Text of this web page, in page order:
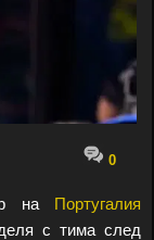
0
на Португалия
с тима след